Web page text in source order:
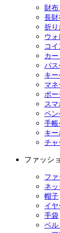
財
長財
折り
ウ
コ
カー
パス
キー
マ
ポー
ス
ペン
手帳
キ
チャ
ファッシ
フ
ネ
帽子
イヤ
手袋
ベル